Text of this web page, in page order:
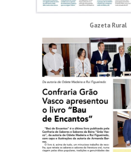
Gazeta Rural